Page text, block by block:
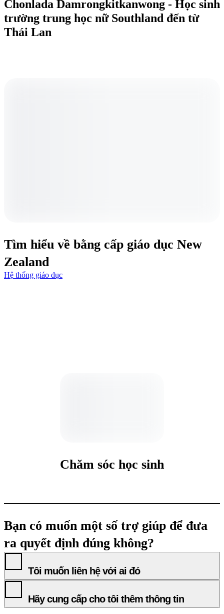
Chonlada Damrongkitkanwong - Học sinh
trường trung học nữ Southland đến từ
Thái Lan
Tìm hiểu về bằng cấp giáo dục New
Zealand
Hệ thống giáo dục
Chăm sóc học sinh
Bạn có muốn một số trợ giúp để đưa
ra quyết định đúng không?
Tôi muốn liên hệ với ai đó
Hãy cung cấp cho tôi thêm thông tin